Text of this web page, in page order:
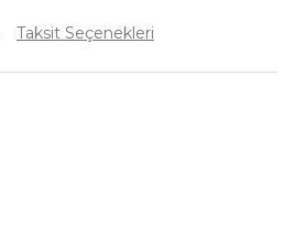
Taksit Seçenekleri